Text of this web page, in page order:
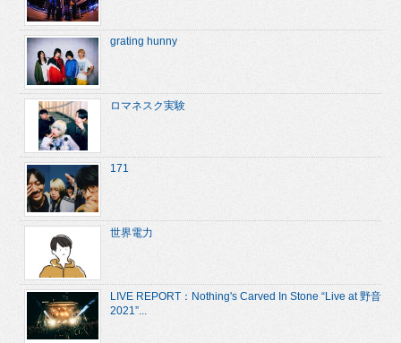
grating hunny
ロマネスク実験
171
世界電力
LIVE REPORT：Nothing's Carved In Stone “Live at 野音
2021”...